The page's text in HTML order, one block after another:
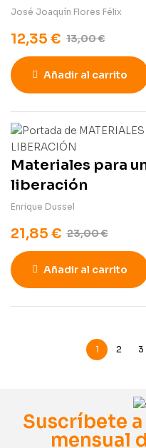
José Joaquín Flores Félix
13,00€
12,35 €
Añadir al carrito
Materiales para
liberación
Enrique Dussel
23,00€
21,85 €
Añadir al carrito
1 2 3
Suscríbete
mensual